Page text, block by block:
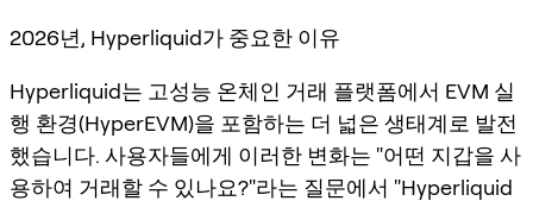
2026년, Hyperliquid가 중요한 이유
Hyperliquid는 고성능 온체인 거래 플랫폼에서 EVM 실
행 환경(HyperEVM)을 포함하는 더 넓은 생태계로 발전
했습니다. 사용자들에게 이러한 변화는 "어떤 지갑을 사
용하여 거래할 수 있나요?"라는 질문에서 "Hyperliquid